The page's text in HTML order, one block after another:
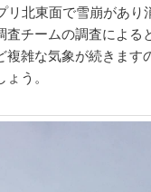
リ北東面で雪崩があ
チームの調査による
複雑な気象が続きます
う。